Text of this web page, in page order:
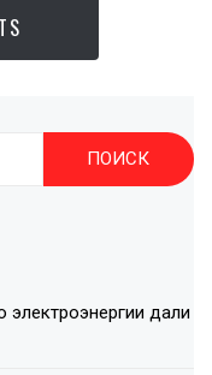
электроэнергии дали